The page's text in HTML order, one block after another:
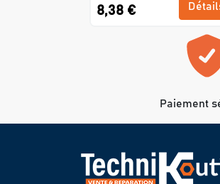
8,38 €
Paiement